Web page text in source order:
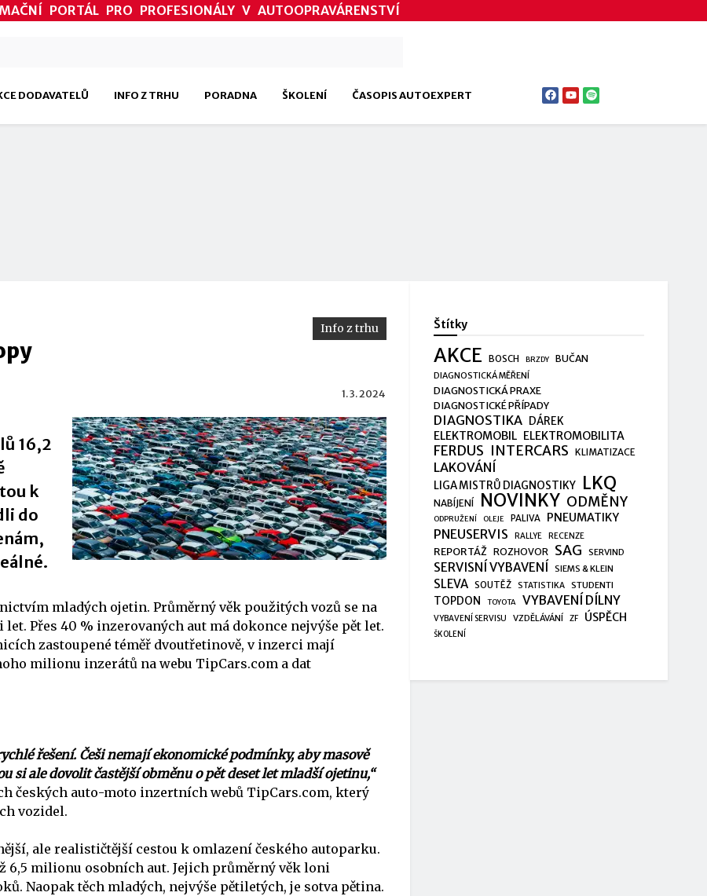
PORTÁL PRO PROFESIONÁLY V AUTOOPRAVÁRENSTVÍ
DODAVATELŮ INFO Z TRHU PORADNA ŠKOLENÍ ČASOPIS AUTOEXPERT
Info z trhu
1. 3. 2024
16,2
k
do
mladých ojetin. Průměrný věk použitých vozů se na
Přes 40 % inzerovaných aut má dokonce nejvýše pět let.
zastoupené téměř dvoutřetinově, v inzerci mají
milionu inzerátů na webu TipCars.com a dat
řešení. Češi nemají ekonomické podmínky, aby masově
si ale dovolit častější obměnu o pět deset let mladší ojetinu,“
českých auto-moto inzertních webů TipCars.com, který
vozidel.
ale realističtější cestou k omlazení českého autoparku.
6,5 milionu osobních aut. Jejich průměrný věk loni
Naopak těch mladých, nejvýše pětiletých, je sotva pětina.
Štítky
AKCE BOSCH BRZDY BUČAN
DIAGNOSTICKÁ MĚŘENÍ
DIAGNOSTICKÁ PRAXE
DIAGNOSTICKÉ PŘÍPADY
DIAGNOSTIKA DÁREK
ELEKTROMOBIL ELEKTROMOBILITA
FERDUS INTERCARS KLIMATIZACE
LAKOVÁNÍ
LIGA MISTRŮ DIAGNOSTIKY LKQ
NABÍJENÍ NOVINKY ODMĚNY
ODPRUŽENÍ OLEJE PALIVA PNEUMATIKY
PNEUSERVIS RALLYE RECENZE
REPORTÁŽ ROZHOVOR SAG SERVIND
SERVISNÍ VYBAVENÍ SIEMS & KLEIN
SLEVA SOUTĚŽ STATISTIKA STUDENTI
TOPDON TOYOTA VYBAVENÍ DÍLNY
VYBAVENÍ SERVISU VZDĚLÁVÁNÍ ZF ÚSPĚCH
ŠKOLENÍ